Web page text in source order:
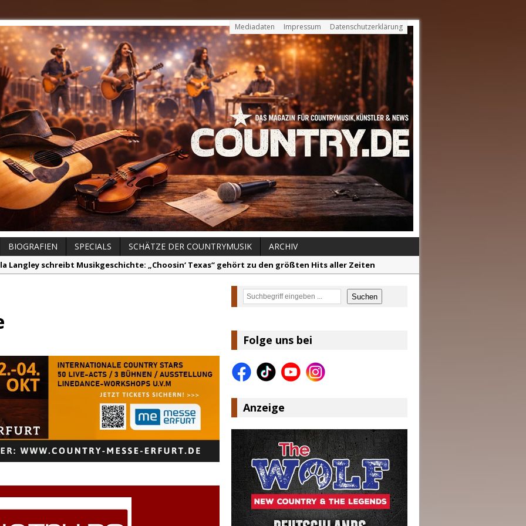
Mediadaten Impressum Datenschutzerklärung
BIOGRAFIEN SPECIALS SCHÄTZE DER COUNTRYMUSIK
ARCHIV
Langley schreibt Musikgeschichte: „Choosin‘ Texas“ gehört zu den größten Hits aller Zeiten
Travis veröffentlicht mit „I Don’t Care“ einen weiteren Schatz aus dem Archiv
für Euer Vertrauen: Country.de erreicht täglich rund 10.000 Leser
Musgraves entführt Fans mit neuem Video zu „Mexico Honey“
Pearce hinterfragt den ständigen Vergleich mit anderen
Suchen Suchen
Folge uns bei
Anzeige